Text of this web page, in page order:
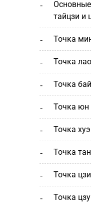
основные точки для занятий
тайцзи и
точка
точка
точка
точка
точка
точка
точка
точка